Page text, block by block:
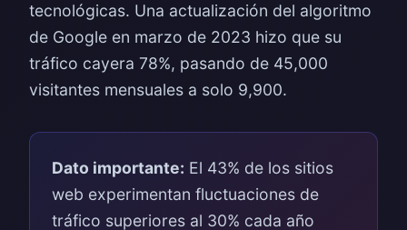
tecnológicas. Una actualización del algoritmo
de Google en marzo de 2023 hizo que su
tráfico cayera 78%, pasando de 45,000
visitantes mensuales a solo 9,900.
Dato importante: El 43% de los sitios
web experimentan fluctuaciones de
tráfico superiores al 30% cada año